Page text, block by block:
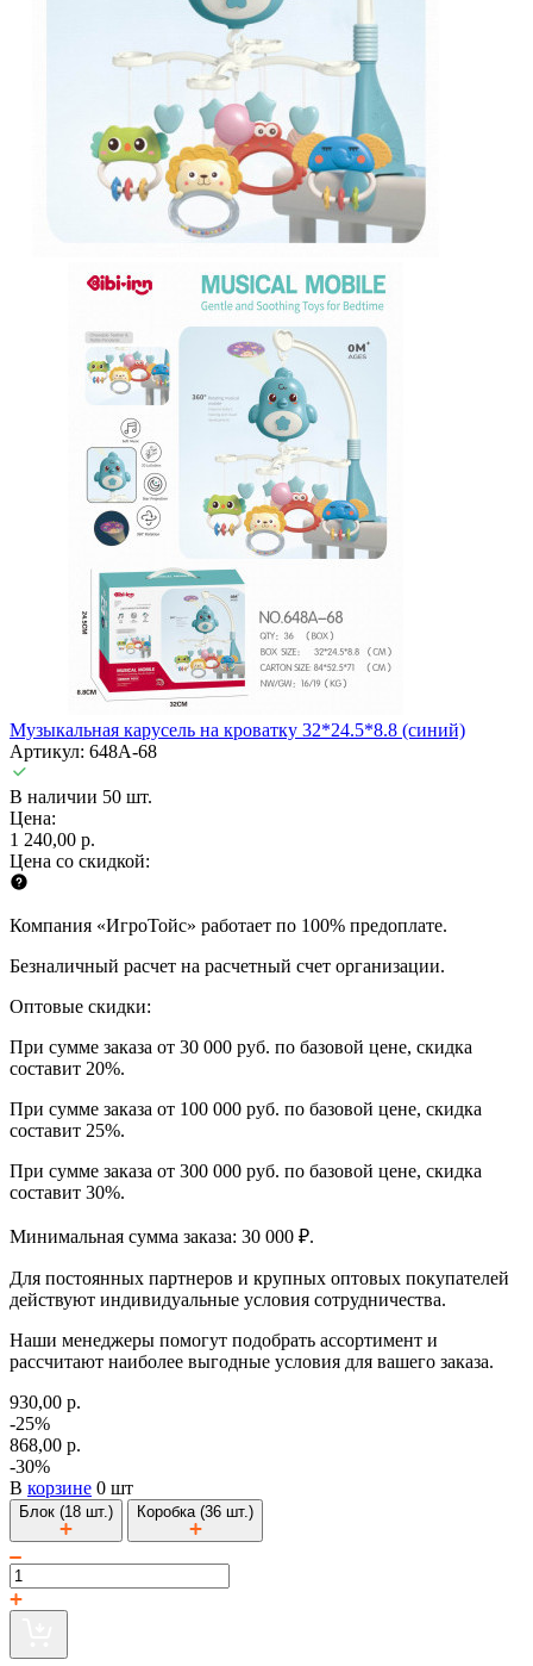
Музыкальная карусель на кроватку 32*24.5*8.8 (синий)
Артикул: 648A-68
В наличии 50 шт.
Цена:
1 240,00 р.
Цена со скидкой:
Компания «ИгроТойс» работает по 100% предоплате.
Безналичный расчет на расчетный счет организации.
Оптовые скидки:
При сумме заказа от 30 000 руб. по базовой цене, скидка
составит 20%.
При сумме заказа от 100 000 руб. по базовой цене, скидка
составит 25%.
При сумме заказа от 300 000 руб. по базовой цене, скидка
составит 30%.
Минимальная сумма заказа: 30 000 ₽.
Для постоянных партнеров и крупных оптовых покупателей
действуют индивидуальные условия сотрудничества.
Наши менеджеры помогут подобрать ассортимент и
рассчитают наиболее выгодные условия для вашего заказа.
930,00 р.
-25%
868,00 р.
-30%
В корзине 0 шт
Блок (18 шт.) Коробка (36 шт.)